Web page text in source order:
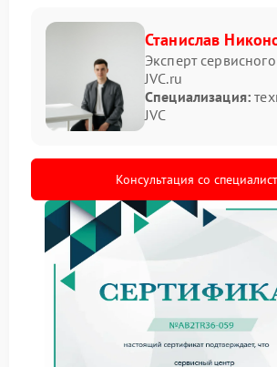
провести диагностику. Обращение в
центр JVC позволит точно
проблемы и выполнить
ремонт JVC, сохранив
на долгие годы.
Среди наиболее вероятных причин
перегрев из‑за засорения
неисправность блока питания или
сбой в работе управляющей
нарушение контакта в разъемах и
Прежде чем обращаться в сервис
выполнить базовые проверки:
Убедитесь, что устройство
стабильной электросети.
Проверьте вентиляционные
должны быть свободны от
Станислав
Эксперт
JVC.ru
Специализация:
JVC
Консультация со